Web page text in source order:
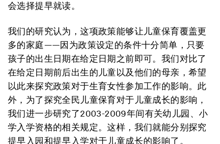
会选择提早就读。
我们的研究认为，这项政策能够让儿童保育覆盖更
多的家庭——因为政策设定的条件十分简单，只要
孩子的出生日期在给定日期之前即可。我们对比了
在给定日期前后出生的儿童以及他们的母亲，希望
以此来探究政策对于生育女性参加工作的影响。此
外，为了探究全民儿童保育对于儿童成长的影响，
我们进一步研究了2003-2009年间有关幼儿园、小
学入学资格的相关规定。这样，我们就能分别探究
提早入园和提早入学对于儿童成长的影响了。